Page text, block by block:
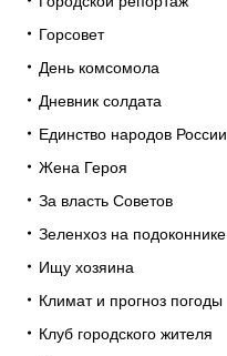
Горсовет
День комсомола
Дневник солдата
Единство народов России
Жена Героя
За власть Советов
Зеленхоз на подоконнике
Ищу хозяина
Климат и прогноз погоды
Клуб городского жителя